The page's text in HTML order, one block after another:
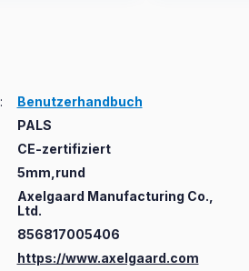
:
Benutzerhandbuch
PALS
CE-zertifiziert
5mm,rund
Axelgaard Manufacturing Co.,
Ltd.
856817005406
https://www.axelgaard.com